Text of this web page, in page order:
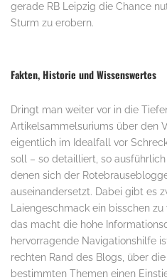
gerade RB Leipzig die Chance
Sturm zu erobern.
Fakten, Historie und Wissenswertes
Dringt man weiter vor in die
Artikelsammelsuriums über den
eigentlich im Idealfall vor
soll – so detailliert, so
denen sich der
auseinandersetzt. Dabei gibt es
Laiengeschmack ein bisschen
das macht die hohe
hervorragende Navigationshilfe
rechten Rand des Blogs, über
bestimmten Themen einen